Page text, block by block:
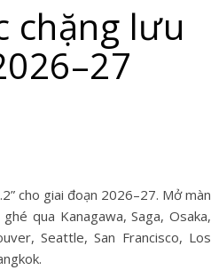
chặng lưu
cho giai đoạn 2026–27. Mở màn
qua Kanagawa, Saga, Osaka,
Seattle, San Francisco, Los